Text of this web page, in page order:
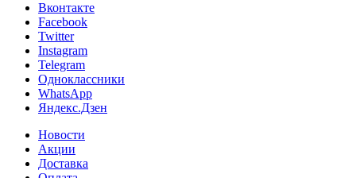
Вконтакте
Facebook
Twitter
Instagram
Telegram
Одноклассники
WhatsApp
Яндекс.Дзен
Новости
Акции
Доставка